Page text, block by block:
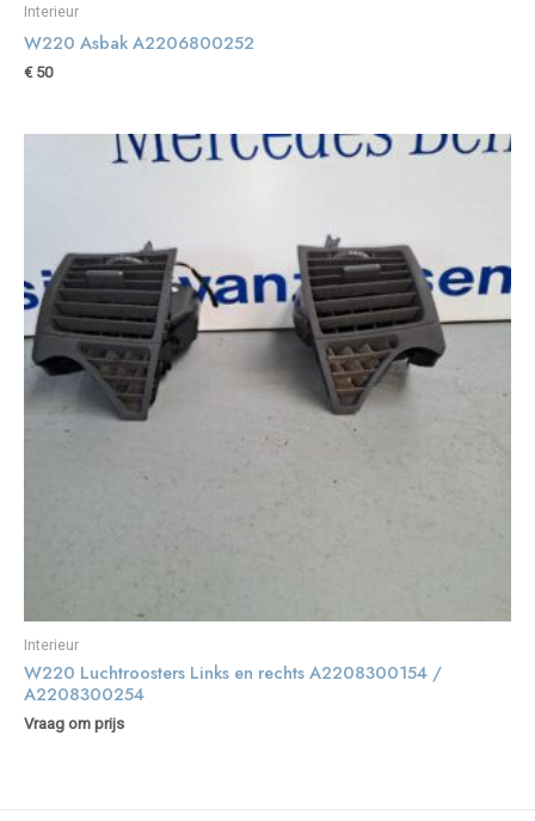
Interieur
W220 Asbak A2206800252
€50
Interieur
W220 Luchtroosters Links en rechts A2208300154 /
A2208300254
Vraag om prijs